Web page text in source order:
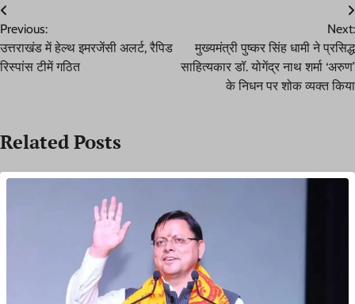
Post
navigation
Previous:
उत्तराखंड में हेल्थ इमरजेंसी अलर्ट, रैपिड
रिस्पांस टीमें गठित
Next:
मुख्यमंत्री पुष्कर सिंह धामी ने प्रसिद्ध
साहित्यकार डॉ. योगेंद्र नाथ शर्मा ‘अरुण’
के निधन पर शोक व्यक्त किया
Related Posts